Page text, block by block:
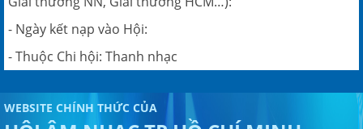
- Ngày kết nạp vào Hội:
- Thuộc Chi hội: Thanh nhạc
WEBSITE CHÍNH THỨC CỦA